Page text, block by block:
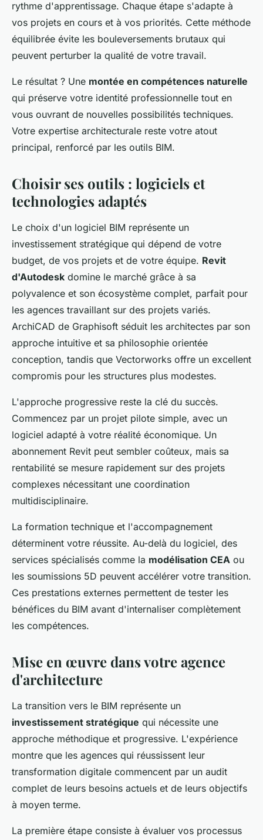
rythme d'apprentissage. Chaque étape s'adapte à
vos projets en cours et à vos priorités. Cette méthode
équilibrée évite les bouleversements brutaux qui
peuvent perturber la qualité de votre travail.
Le résultat ? Une montée en compétences naturelle
qui préserve votre identité professionnelle tout en
vous ouvrant de nouvelles possibilités techniques.
Votre expertise architecturale reste votre atout
principal, renforcé par les outils BIM.
Choisir ses outils : logiciels et
technologies adaptés
Le choix d'un logiciel BIM représente un
investissement stratégique qui dépend de votre
budget, de vos projets et de votre équipe. Revit
d'Autodesk domine le marché grâce à sa
polyvalence et son écosystème complet, parfait pour
les agences travaillant sur des projets variés.
ArchiCAD de Graphisoft séduit les architectes par son
approche intuitive et sa philosophie orientée
conception, tandis que Vectorworks offre un excellent
compromis pour les structures plus modestes.
L'approche progressive reste la clé du succès.
Commencez par un projet pilote simple, avec un
logiciel adapté à votre réalité économique. Un
abonnement Revit peut sembler coûteux, mais sa
rentabilité se mesure rapidement sur des projets
complexes nécessitant une coordination
multidisciplinaire.
La formation technique et l'accompagnement
déterminent votre réussite. Au-delà du logiciel, des
services spécialisés comme la modélisation CEA ou
les soumissions 5D peuvent accélérer votre transition.
Ces prestations externes permettent de tester les
bénéfices du BIM avant d'internaliser complètement
les compétences.
Mise en œuvre dans votre agence
d'architecture
La transition vers le BIM représente un
investissement stratégique qui nécessite une
approche méthodique et progressive. L'expérience
montre que les agences qui réussissent leur
transformation digitale commencent par un audit
complet de leurs besoins actuels et de leurs objectifs
à moyen terme.
La première étape consiste à évaluer vos processus